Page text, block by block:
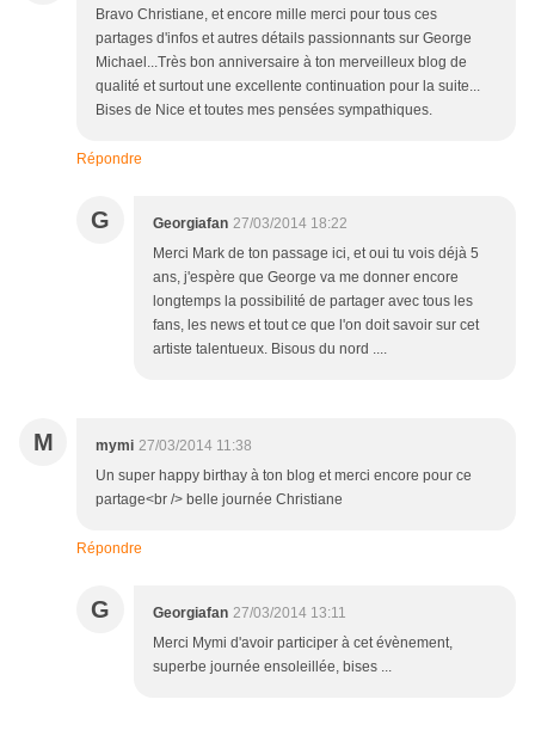
Bravo Christiane, et encore mille merci pour tous ces
partages d'infos et autres détails passionnants sur George
Michael...Très bon anniversaire à ton merveilleux blog de
qualité et surtout une excellente continuation pour la suite...
Bises de Nice et toutes mes pensées sympathiques.
Répondre
G Georgiafan 27/03/2014 18:22
Merci Mark de ton passage ici, et oui tu vois déjà 5
ans, j'espère que George va me donner encore
longtemps la possibilité de partager avec tous les
fans, les news et tout ce que l'on doit savoir sur cet
artiste talentueux. Bisous du nord ....
M mymi 27/03/2014 11:38
Un super happy birthay à ton blog et merci encore pour ce
partage<br /> belle journée Christiane
Répondre
G Georgiafan 27/03/2014 13:11
Merci Mymi d'avoir participer à cet évènement,
superbe journée ensoleillée, bises ...